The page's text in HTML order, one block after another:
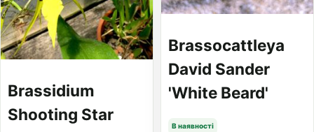
Brassidium
Shooting Star
Brassocattleya
David Sander
'White Beard'
В наявності